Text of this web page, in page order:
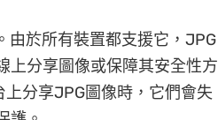
由於所有裝置都支援它，JPG
上分享圖像或保障其安全性方
分享JPG圖像時，它們會失